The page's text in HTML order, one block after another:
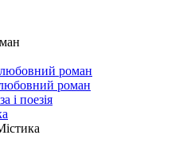
роман
роман
і поезія